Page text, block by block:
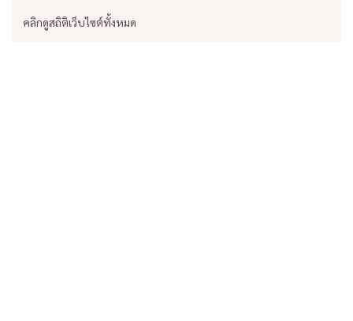
คลิกดูสถิติเว็บไซต์ทั้งหมด